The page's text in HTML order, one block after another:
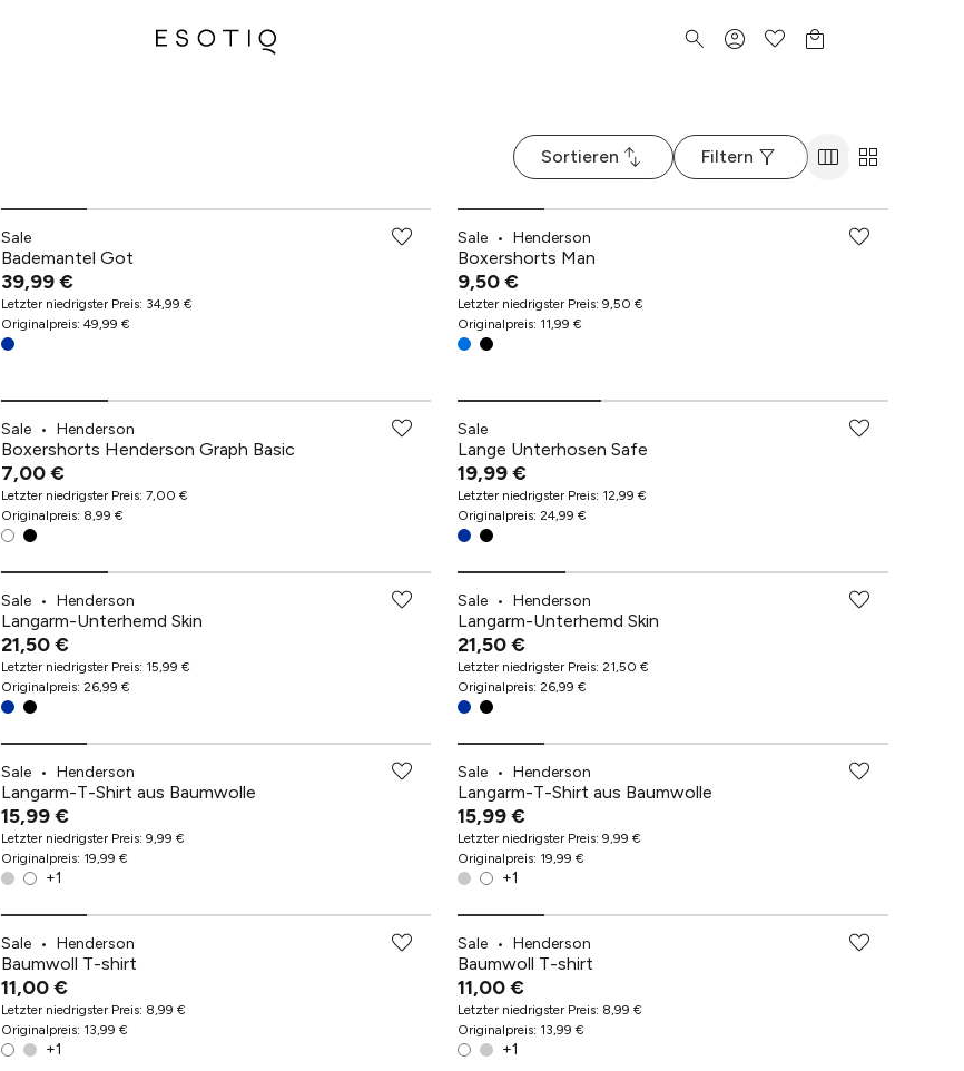
Sortieren Filtern
Sale
Bademantel Got
39,99 €
Letzter niedrigster Preis: 34,99 €
Originalpreis: 49,99 €
Sale • Henderson
Boxershorts Man
9,50 €
Letzter niedrigster Preis:9,50 €
Originalpreis: 11,99 €
Sale • Henderson
Boxershorts Henderson Graph Basic
7,00 €
Letzter niedrigster Preis: 7,00 €
Originalpreis: 8,99 €
Sale
Lange Unterhosen Safe
19,99 €
Letzter niedrigster Preis: 12,99 €
Originalpreis:24,99 €
Sale • Henderson
Langarm-Unterhemd Skin
21,50 €
Letzter niedrigster Preis: 15,99 €
Originalpreis: 26,99 €
Sale • Henderson
Langarm-Unterhemd Skin
21,50 €
Letzter niedrigster Preis:21,50 €
Originalpreis:26,99 €
Sale • Henderson
Langarm-T-Shirt aus Baumwolle
15,99 €
Letzter niedrigster Preis: 9,99 €
Originalpreis: 19,99 €
+1
Sale • Henderson
Langarm-T-Shirt aus Baumwolle
15,99 €
Letzter niedrigster Preis:9,99 €
Originalpreis: 19,99 €
+1
Sale • Henderson
Baumwoll T-shirt
11,00 €
Letzter niedrigster Preis: 8,99 €
Originalpreis: 13,99 €
+1
Sale • Henderson
Baumwoll T-shirt
11,00 €
Letzter niedrigster Preis: 8,99 €
Originalpreis: 13,99 €
+1